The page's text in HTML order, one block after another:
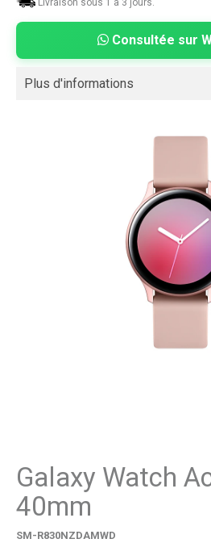
Livraison sous 1 à 3 jours.
Consultée sur
Plus d'informations
Galaxy Watch
40mm
SM-R830NZDAMWD